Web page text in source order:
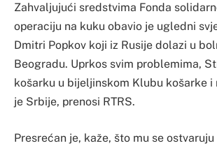
Zahvaljujući sredstvima Fonda
operaciju na kuku obavio je ugledni
Dmitri Popkov koji iz Rusije dolazi u
Beogradu. Uprkos svim problemima,
košarku u bijeljinskom Klubu košarke i
je Srbije, prenosi RTRS.
Presrećan je, kaže, što mu se